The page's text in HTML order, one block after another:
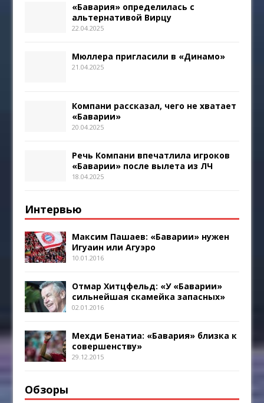
«Бавария» определилась с
альтернативой Вирцу
22.04.2025
Мюллера пригласили в «Динамо»
21.04.2025
Компани рассказал, чего не хватает
«Баварии»
20.04.2025
Речь Компани впечатлила игроков
«Баварии» после вылета из ЛЧ
18.04.2025
Интервью
Максим Пашаев: «Баварии» нужен
Игуаин или Агуэро
10.01.2016
Отмар Хитцфельд: «У «Баварии»
сильнейшая скамейка запасных»
02.01.2016
Мехди Бенатиа: «Бавария» близка к
совершенству»
29.12.2015
Обзоры